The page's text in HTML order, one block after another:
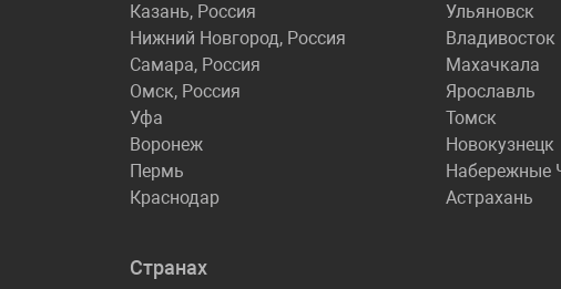
Казань, Россия
Нижний Новгород, Россия
Самара, Россия
Омск, Россия
Уфа
Воронеж
Пермь
Краснодар
Ульяновск
Владивосток
Махачкала
Ярославль
Томск
Новокузнецк
Набережные
Астрахань
Странах